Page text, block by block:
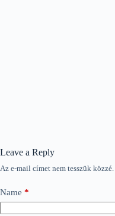
Leave a Reply
Az e-mail címet nem tesszük közzé.
Name *